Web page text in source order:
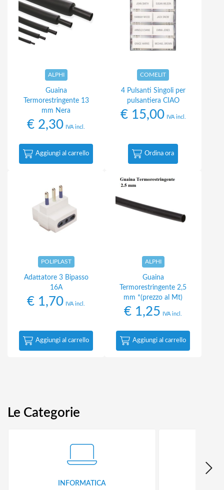
ALPHI
Guaina
Termorestringente 13
mm Nera
€ 2,30 IVA incl.
Aggiungi al carrello
COMELIT
4 Pulsanti Singoli per
pulsantiera CIAO
€15,00 IVA incl.
Ordina ora
POLIPLAST
Adattatore 3 Bipasso
16A
€ 1,70 IVA incl.
Aggiungi al carrello
ALPHI
Guaina
Termorestringente 2,5
mm *(prezzo al Mt)
€ 1,25 IVA incl.
Aggiungi al carrello
Le Categorie
INFORMATICA